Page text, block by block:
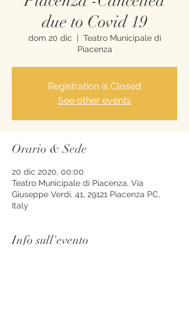
due to Covid 19
dom 20 dic
  |
Teatro Municipale di
Piacenza
Registration is Closed
See other events
Orario & Sede
20 dic 2020, 00:00
Teatro Municipale di Piacenza, Via
Giuseppe Verdi, 41, 29121 Piacenza PC,
Italy
Info sull'evento